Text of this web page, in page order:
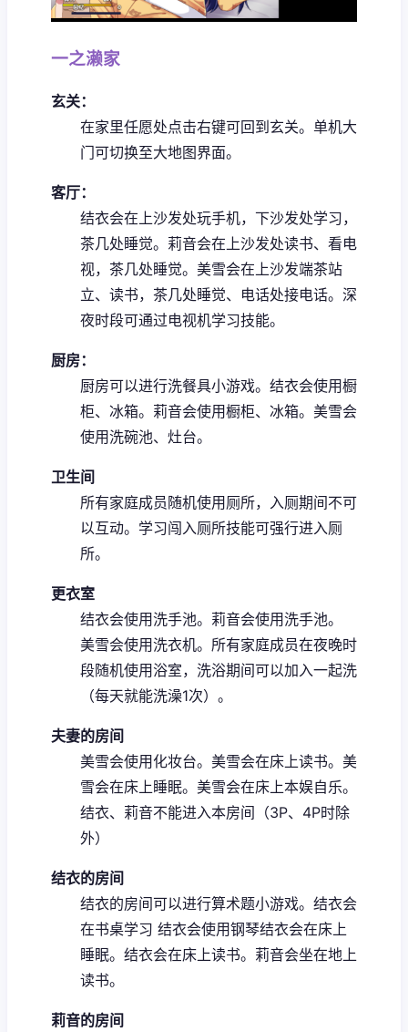
一之濑家
玄关：
在家里任愿处点击右键可回到玄关。 单机大
门可切换至大地图界面。
客厅：
结衣会在上沙发处玩手机，下沙发处学习，
茶几处睡觉。 莉音会在上沙发处读书、看电
视，茶几处睡觉。 美雪会在上沙发端茶站
立、读书，茶几处睡觉、电话处接电话。 深
夜时段可通过电视机学习技能。
厨房：
厨房可以进行洗餐具小游戏。 结衣会使用橱
柜、冰箱。 莉音会使用橱柜、冰箱。 美雪会
使用洗碗池、灶台。
卫生间
所有家庭成员随机使用厕所，入厕期间不可
以互动。 学习闯入厕所技能可强行进入厕
所。
更衣室
结衣会使用洗手池。 莉音会使用洗手池。
美雪会使用洗衣机。 所有家庭成员在夜晚时
段随机使用浴室，洗浴期间可以加入一起洗
（每天就能洗澡1次）。
夫妻的房间
美雪会使用化妆台。 美雪会在床上读书。 美
雪会在床上睡眠。 美雪会在床上本娱自乐。
结衣、莉音不能进入本房间（3P、4P时除
外）
结衣的房间
结衣的房间可以进行算术题小游戏。 结衣会
在书桌学习 结衣会使用钢琴结衣会在床上
睡眠。 结衣会在床上读书。 莉音会坐在地上
读书。
莉音的房间